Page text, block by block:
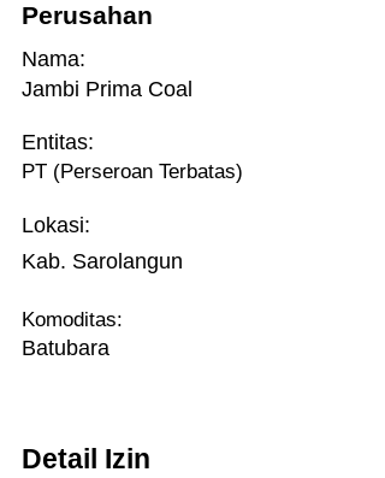
Perusahan
Nama:
Jambi Prima Coal
Entitas:
PT (Perseroan Terbatas)
Lokasi:
Kab. Sarolangun
Komoditas:
Batubara
Detail Izin